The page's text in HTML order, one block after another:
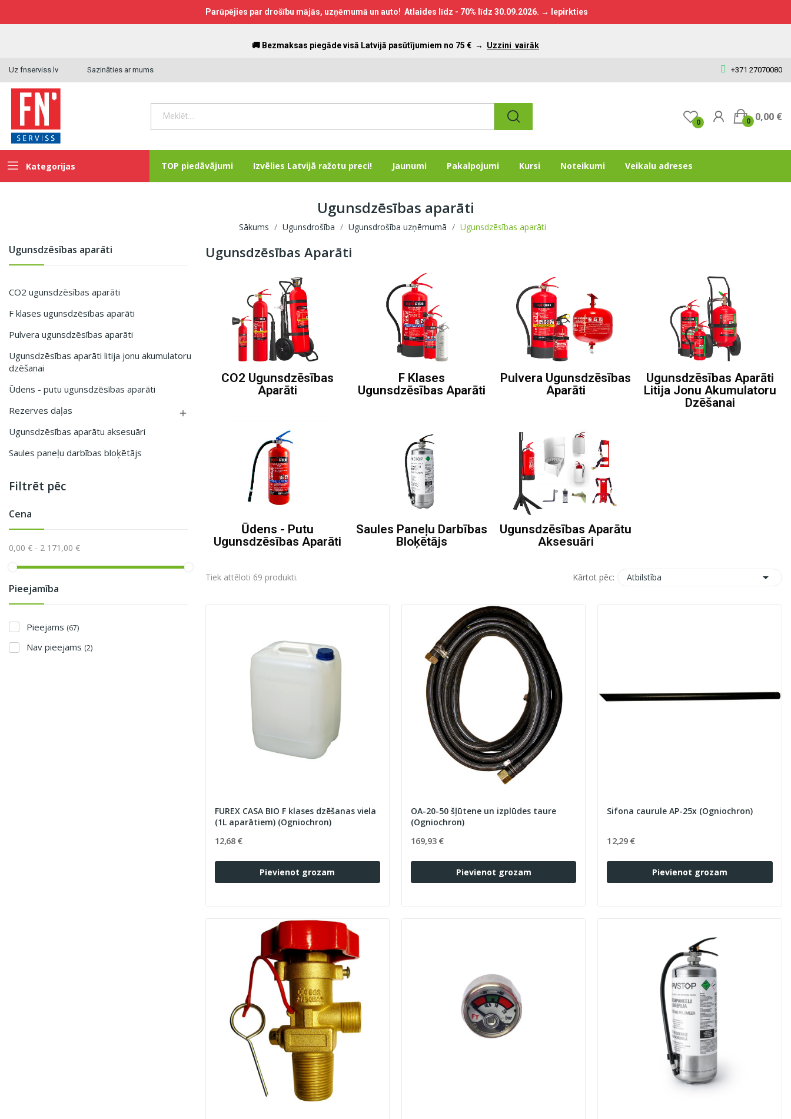
Parūpējies par drošību mājās, uzņēmumā un auto! Atlaides līdz - 70% līdz 30.09.2026. → Iepirkties
🚚 Bezmaksas piegāde visā Latvijā pasūtījumiem no 75 € → Uzzini vairāk
Uz fnserviss.lv Sazināties ar mums +371 27070080
0 0,00 €
0
Kategorijas TOP piedāvājumi Izvēlies Latvijā ražotu preci! Jaunumi Pakalpojumi Kursi Noteikumi Veikalu adreses
Ugunsdzēsības aparāti
Sākums Ugunsdrošība Ugunsdrošība uzņēmumā Ugunsdzēsības aparāti
Ugunsdzēsības aparāti
CO2 ugunsdzēsības aparāti
F klases ugunsdzēsības aparāti
Pulvera ugunsdzēsības aparāti
Ugunsdzēsības aparāti litija jonu akumulatoru
dzēšanai
Ūdens - putu ugunsdzēsības aparāti
Rezerves daļas

Ugunsdzēsības aparātu aksesuāri
Saules paneļu darbības bloķētājs
Filtrēt pēc
Cena
0,00 € - 2 171,00 €
Pieejamība
Pieejams (67)
Nav pieejams (2)
Ugunsdzēsības Aparāti
CO2 Ugunsdzēsības
Aparāti
F Klases
Ugunsdzēsības Aparāti
Pulvera Ugunsdzēsības
Aparāti
Ugunsdzēsības Aparāti
Litija Jonu Akumulatoru
Dzēšanai
Ūdens - Putu
Ugunsdzēsības Aparāti
Saules Paneļu Darbības
Bloķētājs
Ugunsdzēsības Aparātu
Aksesuāri
Tiek attēloti 69 produkti. Kārtot pēc: Atbilstība 
FUREX CASA BIO F klases dzēšanas viela
(1L aparātiem) (Ogniochron)
12,68 €
Pievienot grozam
OA-20-50 šļūtene un izplūdes taure
(Ogniochron)
169,93 €
Pievienot grozam
Sifona caurule AP-25x (Ogniochron)
12,29 €
Pievienot grozam